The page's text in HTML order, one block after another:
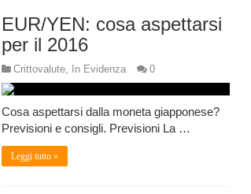
EUR/YEN: cosa aspettarsi
per il 2016
Crittovalute, In Evidenza 0
Cosa aspettarsi dalla moneta giapponese?
Previsioni e consigli. Previsioni La …
Leggi tutto »